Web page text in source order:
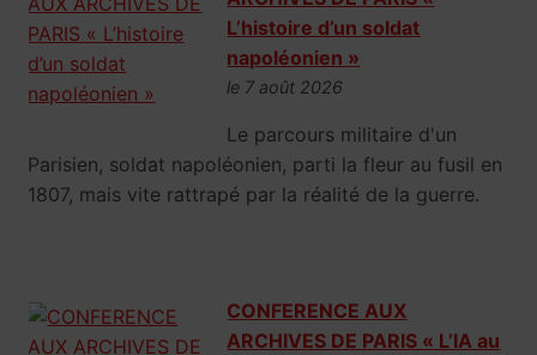
L’histoire d’un soldat
napoléonien »
le 7 août 2026
Le parcours militaire d'un
Parisien, soldat napoléonien, parti la fleur au fusil en
1807, mais vite rattrapé par la réalité de la guerre.
CONFERENCE AUX
ARCHIVES DE PARIS « L’IA au